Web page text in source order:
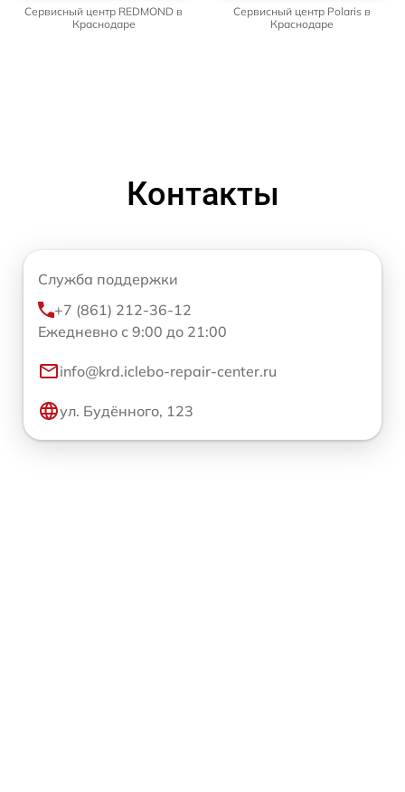
Сервисный центр REDMOND в
Краснодаре
Сервисный центр Polaris в
Краснодаре
Контакты
Служба поддержки
+7 (861) 212-36-12
Ежедневно с 9:00 до 21:00
info@krd.iclebo-repair-center.ru
ул. Будённого, 123